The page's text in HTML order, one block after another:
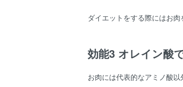
ダイエットをする際にはお
効能3 オレイン酸
お肉には代表的なアミノ酸